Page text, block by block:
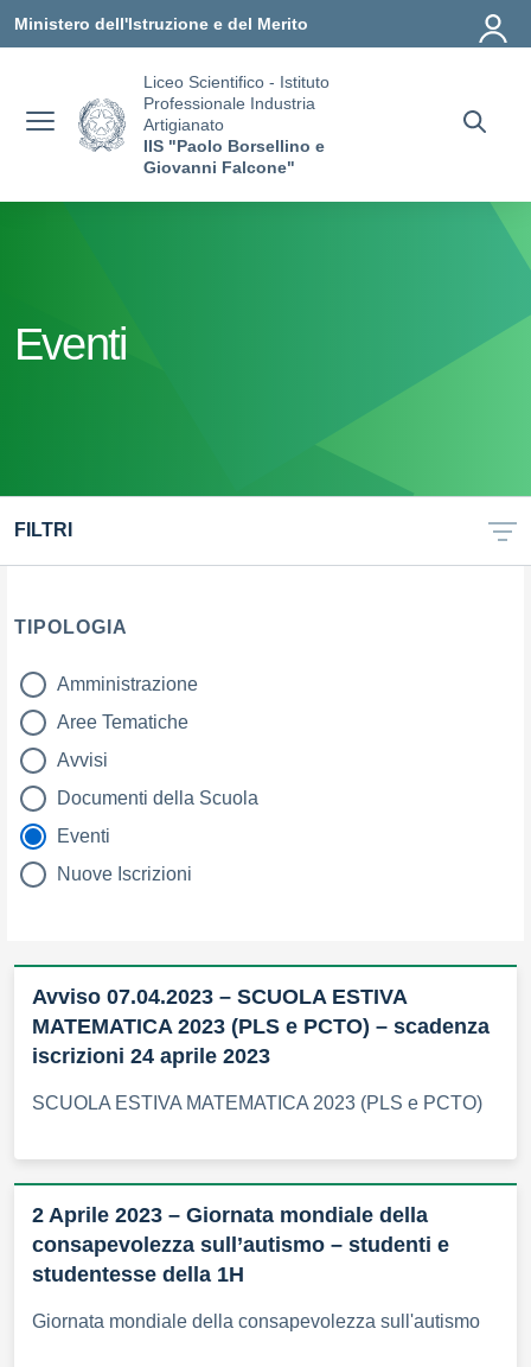
Ministero dell'Istruzione e del Merito
Liceo Scientifico - Istituto
Professionale Industria
Artigianato
IIS "Paolo Borsellino e
Giovanni Falcone"
Eventi
FILTRI
TIPOLOGIA
tipologia di articoli
Amministrazione
Aree Tematiche
Avvisi
Documenti della Scuola
Eventi
Nuove Iscrizioni
Avviso 07.04.2023 – SCUOLA ESTIVA
MATEMATICA 2023 (PLS e PCTO) – scadenza
iscrizioni 24 aprile 2023
SCUOLA ESTIVA MATEMATICA 2023 (PLS e PCTO)
2 Aprile 2023 – Giornata mondiale della
consapevolezza sull’autismo – studenti e
studentesse della 1H
Giornata mondiale della consapevolezza sull'autismo